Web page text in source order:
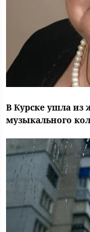
В Курске ушла
музыкального